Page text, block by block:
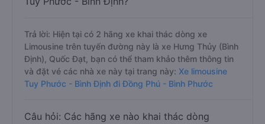
Trả lời: Hiện tại có 2 hãng xe khai thác dòng xe
Limousine trên tuyến đường này là xe Hưng Thủy (Bình
Định), Quốc Đạt, bạn có thể tham khảo thêm thông tin
và đặt vé các nhà xe này tại trang này: Xe limousine
Tuy Phước - Bình Định đi Đồng Phú - Bình Phước
Câu hỏi: Các hãng xe nào khai thác dòng